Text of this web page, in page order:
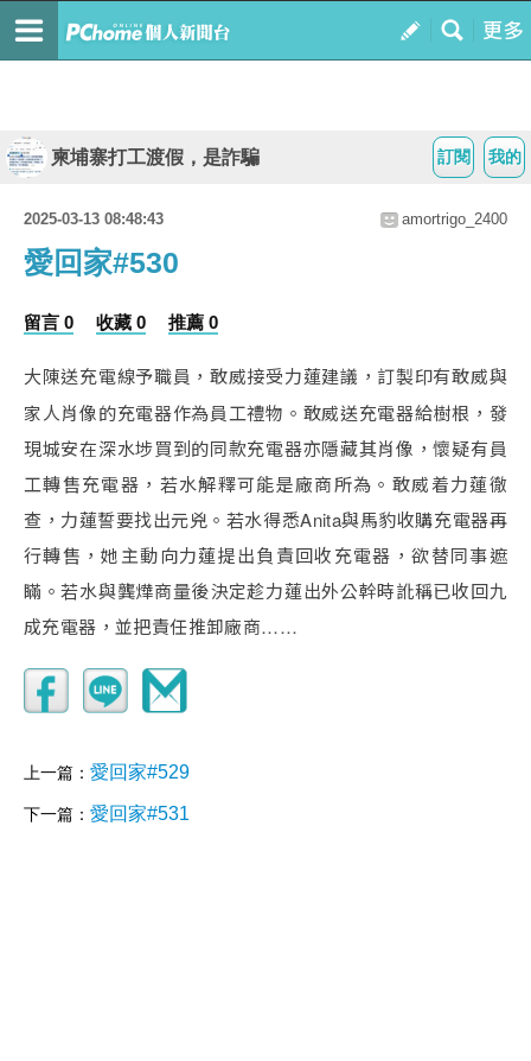
我的
訂閱
柬埔寨打工渡假，是詐騙
2025-03-13 08:48:43 amortrigo_2400
愛回家#530
留言 0 收藏 0 推薦 0
大陳送充電線予職員，敢威接受力蓮建議，訂製印有敢威與
家人肖像的充電器作為員工禮物。敢威送充電器給樹根，發
現城安在深水埗買到的同款充電器亦隱藏其肖像，懷疑有員
工轉售充電器，若水解釋可能是廠商所為。敢威着力蓮徹
查，力蓮誓要找出元兇。若水得悉Anita與馬豹收購充電器再
行轉售，她主動向力蓮提出負責回收充電器，欲替同事遮
瞞。若水與龔燁商量後決定趁力蓮出外公幹時訛稱已收回九
成充電器，並把責任推卸廠商……
上一篇： 愛回家#529
下一篇： 愛回家#531